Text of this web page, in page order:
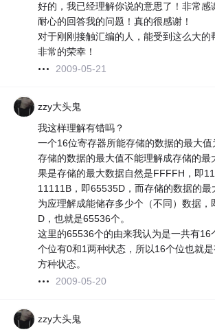
好的，我已经理解你说的意思了！非常感
耐心的回答我的问题！真的很感谢！
对于刚刚接触汇编的人，能受到这么大的
非常的荣幸！
2009-05-21
zzy大头鬼
我这样理解有错吗？
一个16位寄存器所能存储的数据的最大值
存储的数据的最大值不能理解成存储的最
果是存储的最大数据自然是FFFFH，即
11111B，即65535D，而存储的数据的最
为应理解成能储存多少个（不同）数据，
D，也就是65536个。
这里的65536个的由来我认为是一共有16
个位有0和1两种状态，所以16个位也就
方种状态。
2009-05-20
zzy大头鬼